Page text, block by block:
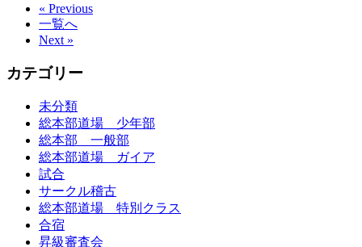
« Previous
一覧へ
Next »
カテゴリー
未分類
総本部道場 少年部
総本部 一般部
総本部道場 ガイア
試合
サークル稽古
総本部道場 特別クラス
合宿
昇級審査会